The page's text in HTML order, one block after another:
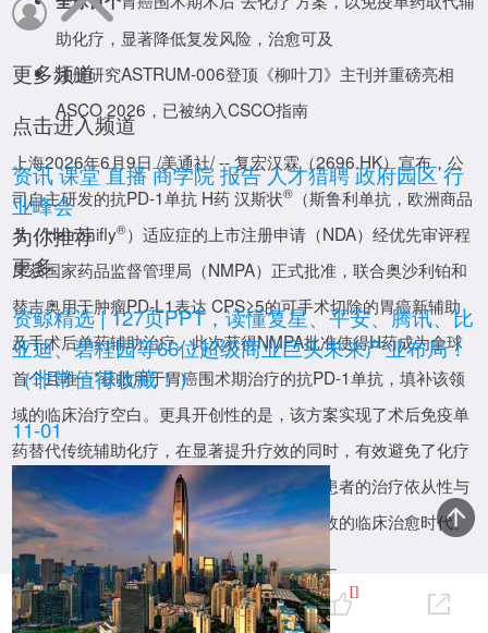
更多频道
点击进入频道
资讯课堂直播商学院报告 人才猎聘政府园区行
业峰会
为你推荐
更多
资鲸精选 | 127页PPT，读懂复星、平安、腾讯、比
亚迪、碧桂园等66位超级商业巨头未来产业布局！
（非常值得收藏！）
11-01
助化疗，显著降低复发风险，治愈可及
注册研究ASTRUM-006登顶《柳叶刀》主刊并重磅亮相
ASCO 2026，已被纳入CSCO指南
上海2026年6月9日 /美通社/ -- 复宏汉霖（2696.HK）宣布，公
司自主研发的抗PD-1单抗 H药 汉斯状® （斯鲁利单抗，欧洲商品
名：Hetronifly®）适应症的上市注册申请（NDA）经优先审评程
序获国家药品监督管理局（NMPA）正式批准，联合奥沙利铂和
替吉奥用于肿瘤PD-L1表达 CPS≥5的可手术切除的胃癌新辅助
及手术后单药辅助治疗。此次获得NMPA批准使得H药成为全球
首个且唯一*获批用于胃癌围术期治疗的抗PD-1单抗，填补该领
域的临床治疗空白。更具开创性的是，该方案实现了术后免疫单
药替代传统辅助化疗，在显著提升疗效的同时，有效避免了化疗
相关的毒副作用，极大地改善了局晚期胃癌患者的治疗依从性与
耐受性，引领胃癌围术期治疗走向精准、高效的临床治愈时代。
复宏汉霖执行董事、首席执行官朱俊博士表示：
"此次H药胃癌围术期适应症的获批，是复宏汉霖坚持以'第一性原
0
活动
报告
直播
董秘研修班
整合百位上市公司董秘导师，培养上千董秘实操人才